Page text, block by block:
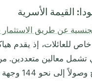
القيمة الأسرية
عن طريق الاستثمار
للعائلات، إذ يقدم
يوفر